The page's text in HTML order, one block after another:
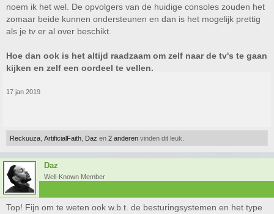
noem ik het wel. De opvolgers van de huidige consoles zouden het
zomaar beide kunnen ondersteunen en dan is het mogelijk prettig
als je tv er al over beschikt.
Hoe dan ook is het altijd raadzaam om zelf naar de tv's te gaan
kijken en zelf een oordeel te vellen.
17 jan 2019
Reckuuza ArtificialFaith Daz en 2 anderen vinden dit leuk.
Daz
Well-Known Member
Top! Fijn om te weten ook w.b.t. de besturingsystemen en het type